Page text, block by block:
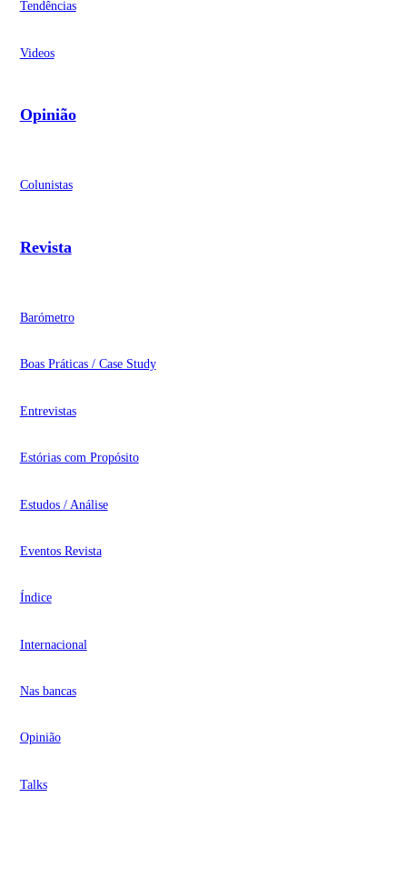
Tendências
Videos
Opinião
Colunistas
Revista
Barómetro
Boas Práticas / Case Study
Entrevistas
Estórias com Propósito
Estudos / Análise
Eventos Revista
Índice
Internacional
Nas bancas
Opinião
Talks